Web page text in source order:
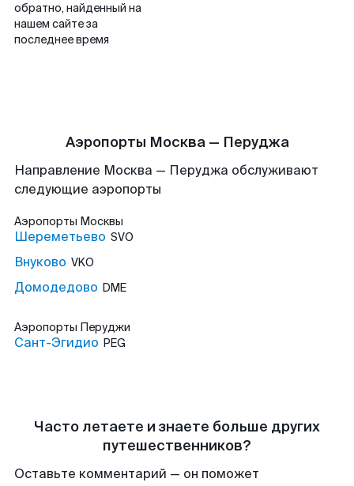
обратно, найденный на
нашем сайте за
последнее время
Аэропорты Москва — Перуджа
Направление Москва — Перуджа обслуживают
следующие аэропорты
Аэропорты Москвы
Шереметьево SVO
Внуково VKO
Домодедово DME
Аэропорты Перуджи
Сант-Эгидио PEG
Часто летаете и знаете больше других
путешественников?
Оставьте комментарий — он поможет